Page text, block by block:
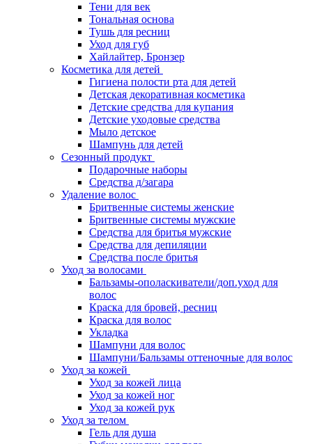
Тени для век
Тональная основа
Тушь для ресниц
Уход для губ
Хайлайтер, Бронзер
Косметика для детей
Гигиена полости рта для детей
Детская декоративная косметика
Детские средства для купания
Детские уходовые средства
Мыло детское
Шампунь для детей
Сезонный продукт
Подарочные наборы
Средства д/загара
Удаление волос
Бритвенные системы женские
Бритвенные системы мужские
Средства для бритья мужские
Средства для депиляции
Средства после бритья
Уход за волосами
Бальзамы-ополаскиватели/доп.уход для
волос
Краска для бровей, ресниц
Краска для волос
Укладка
Шампуни для волос
Шампуни/Бальзамы оттеночные для волос
Уход за кожей
Уход за кожей лица
Уход за кожей ног
Уход за кожей рук
Уход за телом
Гель для душа